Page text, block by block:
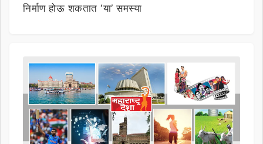
निर्माण होऊ शकतात ‘या’ समस्या